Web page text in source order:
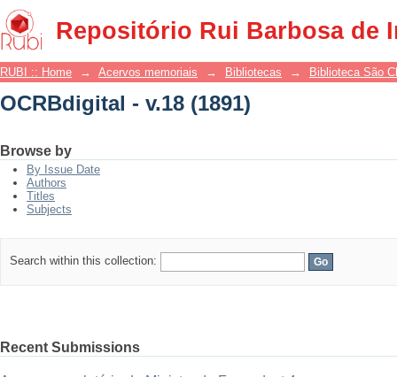
Repositório Rui Barbosa de
OCRBdigital - v.18 (1891)
RUBI :: Home → Acervos memoriais → Bibliotecas → Biblioteca São
OCRBdigital - v.18 (1891)
Browse by
By Issue Date
Authors
Titles
Subjects
Search within this collection:
Recent Submissions